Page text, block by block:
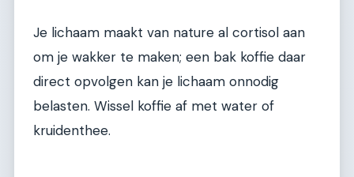
Je lichaam maakt van nature al cortisol aan
om je wakker te maken; een bak koffie daar
direct opvolgen kan je lichaam onnodig
belasten. Wissel koffie af met water of
kruidenthee.